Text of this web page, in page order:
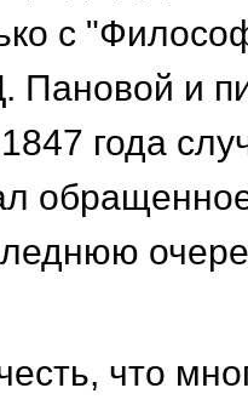
с
Пановой и
года
что